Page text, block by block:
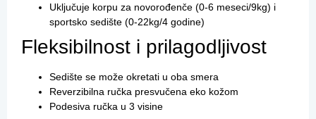
Uključuje korpu za novorođenče (0-6 meseci/9kg) i
sportsko sedište (0-22kg/4 godine)
Fleksibilnost i prilagodljivost
Sedište se može okretati u oba smera
Reverzibilna ručka presvučena eko kožom
Podesiva ručka u 3 visine